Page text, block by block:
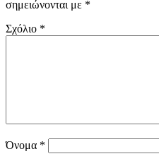
σημειώνονται με *
Σχόλιο *
Όνομα *